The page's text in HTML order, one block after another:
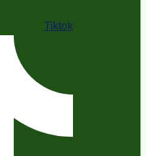
Tiktok